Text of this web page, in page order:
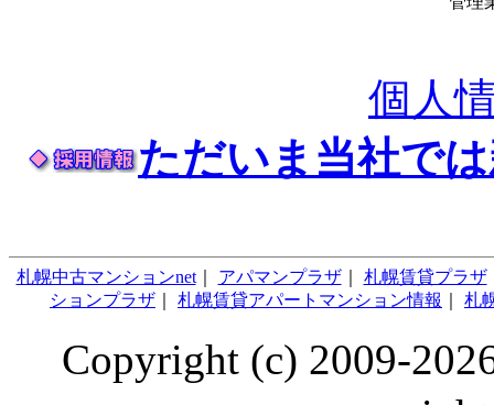
個人
ただいま当社で
札幌中古マンションnet｜ アパマンプラザ｜ 札幌賃貸プラザ
ションプラザ
札幌賃貸アパートマンション情報 札
Copyright (c) 2009-